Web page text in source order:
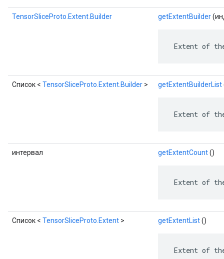
TensorSliceProto.Extent.Builder getExtentBuilder
Extent of
Список < TensorSliceProto.Extent.Builder > getExtentBuilderList
Extent of
интервал getExtentCount()
Extent of
Список < TensorSliceProto.Extent > getExtentList()
Extent of